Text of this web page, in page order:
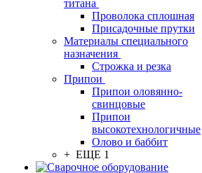
титана
Проволока сплошная
Присадочные прутки
Материалы специального
назначения
Строжка и резка
Припои
Припои оловянно-
свинцовые
Припои
высокотехнологичные
Олово и баббит
+ ЕЩЕ 1